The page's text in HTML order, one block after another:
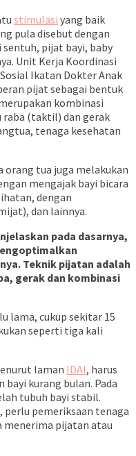
stimulasi yang baik
pula disebut dengan
pijat bayi, baby
Unit Kerja Koordinasi
Ikatan Dokter Anak
pijat sebagai bentuk
kombinasi
(taktil) dan gerak
tenaga kesehatan
orang tua juga melakukan
mengajak bayi bicara
dengan
dan lainnya.
pada dasarnya,
Teknik pijatan adalah
gerak dan kombinasi
lama, cukup sekitar 15
seperti tiga kali
laman IDAI, harus
bayi kurang bulan. Pada
tubuh bayi stabil.
perlu pemeriksaan tenaga
menerima pijatan atau